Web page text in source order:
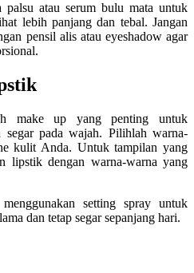
atau serum bulu mata untuk
lebih panjang dan tebal. Jangan
pensil alis atau eyeshadow agar
make up yang penting untuk
segar pada wajah. Pilihlah warna-
kulit Anda. Untuk tampilan yang
lipstik dengan warna-warna yang
setting spray untuk
dan tetap segar sepanjang hari.